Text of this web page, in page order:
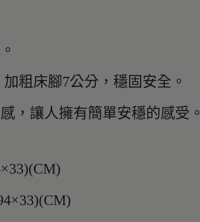
粗床腳7公分，穩固安全。
，讓人擁有簡單安穩的感受。